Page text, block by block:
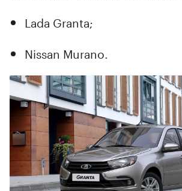
Lada Granta;
Nissan Murano.